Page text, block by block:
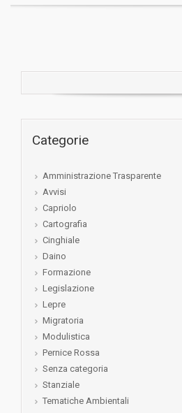
Categorie
Amministrazione Trasparente
Avvisi
Capriolo
Cartografia
Cinghiale
Daino
Formazione
Legislazione
Lepre
Migratoria
Modulistica
Pernice Rossa
Senza categoria
Stanziale
Tematiche Ambientali